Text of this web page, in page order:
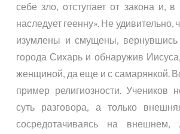
себе зло, отступает от закона и, в
наследует геенну». Не удивительно,
изумлены и смущены, вернувшись
города Сихарь и обнаружив
женщиной, да еще и с самарянкой.
пример религиозности. Учеников
суть разговора, а только
сосредотачиваясь на внешнем,